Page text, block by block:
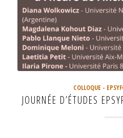
COLLOQUE -
JOURNÉE D’ÉTUDES